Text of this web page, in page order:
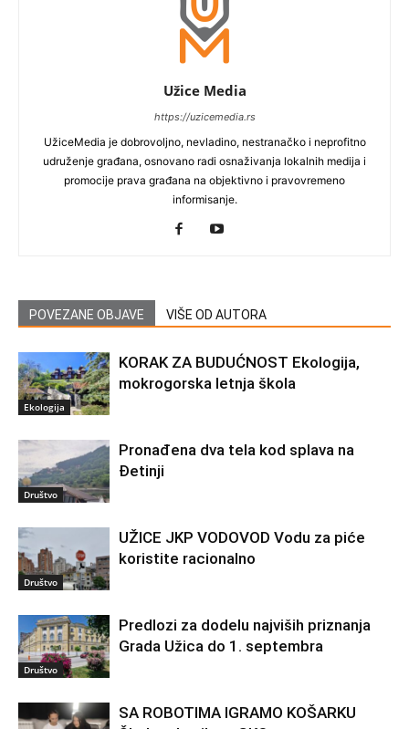
Užice Media
https://uzicemedia.rs
UžiceMedia je dobrovoljno, nevladino, nestranačko i neprofitno
udruženje građana, osnovano radi osnaživanja lokalnih medija i
promocije prava građana na objektivno i pravovremeno
informisanje.
POVEZANE OBJAVE VIŠE OD AUTORA
Ekologija
KORAK ZA BUDUĆNOST Ekologija,
mokrogorska letnja škola
Društvo
Pronađena dva tela kod splava na
Đetinji
Društvo
UŽICE JKP VODOVOD Vodu za piće
koristite racionalno
Društvo
Predlozi za dodelu najviših priznanja
Grada Užica do 1. septembra
SA ROBOTIMA IGRAMO KOŠARKU